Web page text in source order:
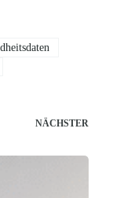
NÄCHSTER